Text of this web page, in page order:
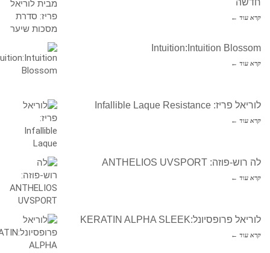
חדשה
קרא עוד ←
Intuition:Intuition Blossom
קרא עוד ←
לוריאל פריז: Infallible Laque Resistance
קרא עוד ←
לה רוש-פוזה: ANTHELIOS UVSPORT
קרא עוד ←
לוריאל פרופסיונל:KERATIN ALPHA SLEEK
קרא עוד ←